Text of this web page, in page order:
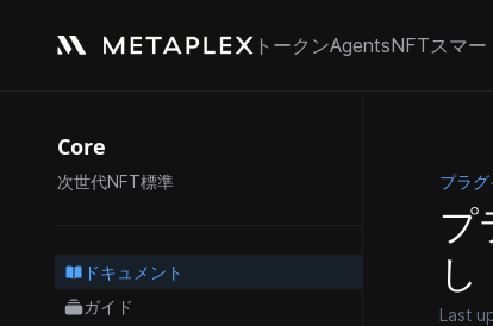
トークンAgentsNFTスマー
Core
次世代NFT標準
ドキュメント
ガイド
プラ
プ
し
Last